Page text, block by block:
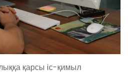
қарсы іс-қимыл